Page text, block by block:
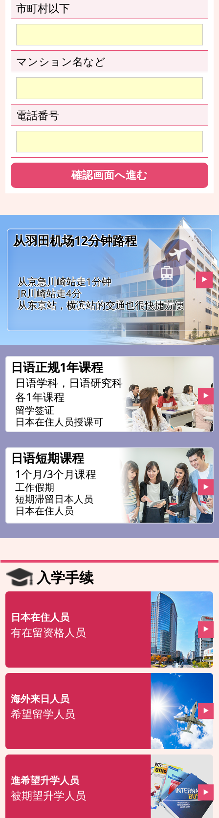
市町村以下
マンション名など
電話番号
从羽田机场12分钟路程
从京急川崎站走1分钟
JR川崎站走4分
从东京站，横滨站的交通也很快捷方便
日语正规1年课程
日语学科，日语研究科
各1年课程
留学签证
日本在住人员授课可
日语短期课程
1个月/3个月课程
工作假期
短期滞留日本人员
日本在住人员
入学手续
日本在住人员
有在留资格人员
海外来日人员
希望留学人员
進希望升学人员
被期望升学人员